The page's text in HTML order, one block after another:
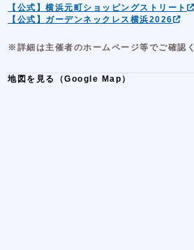
【公式】横浜元町ショッピングストリート
【公式】ガーデンネックレス横浜2026
※詳細は主催者のホームページ等でご確認く
地図を見る（Google Map）